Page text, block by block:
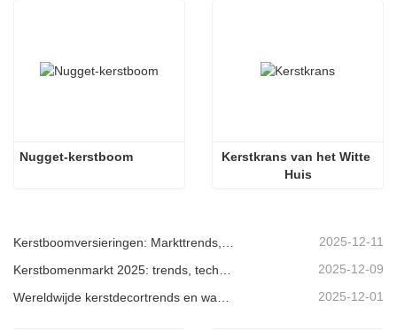
Nugget-kerstboom
Kerstkrans van het Witte
Huis
2025-12-11
2025-12-09
Wereldwijde kerstdecortrends en waarom Christmas Queen de markt blijft leiden 2025-12-01